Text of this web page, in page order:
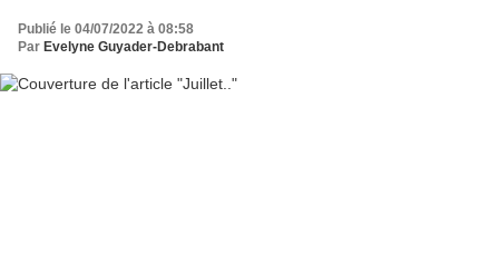
Publié le 04/07/2022 à 08:58
Par Evelyne Guyader-Debrabant